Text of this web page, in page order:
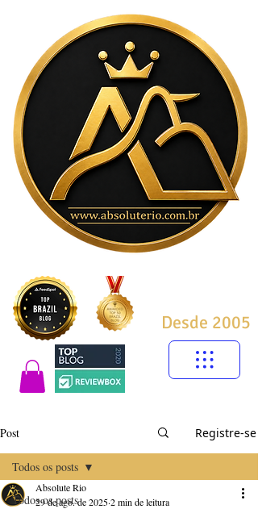
Desde 2005
Post Registre-se
Todos os posts
Todos os posts
Absolute Rio
29 de ago. de 20252 min de leitura